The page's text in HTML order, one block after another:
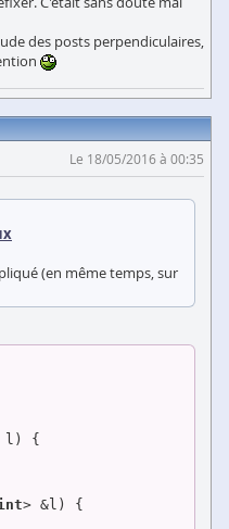
des posts perpendiculaires,
Le 18/05/2016 à 00:35
(en même temps, sur
l)
{
> &l)
{